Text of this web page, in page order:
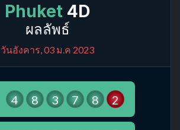
Phuket 4D
ผลลัพธ์
วันอังคาร, 03 ม.ค 2023
4 8 3 7 8 2